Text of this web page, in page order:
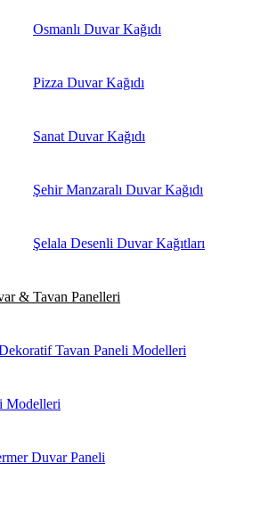
Osmanlı Duvar Kağıdı
Pizza Duvar Kağıdı
Sanat Duvar Kağıdı
Şehir Manzaralı Duvar Kağıdı
Şelala Desenli Duvar Kağıtları
& Tavan Panelleri
Tavan Paneli Modelleri
Modelleri
Duvar Paneli